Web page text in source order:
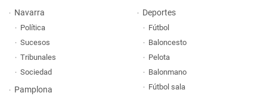
Navarra
Política
Sucesos
Tribunales
Sociedad
Pamplona
Deportes
Fútbol
Baloncesto
Pelota
Balonmano
Fútbol sala